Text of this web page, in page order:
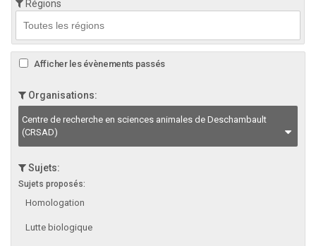
Régions
Afficher les évènements passés
Organisations:
Centre de recherche en sciences animales de Deschambault
(CRSAD)
Sujets:
Sujets proposés:
Homologation
Lutte biologique